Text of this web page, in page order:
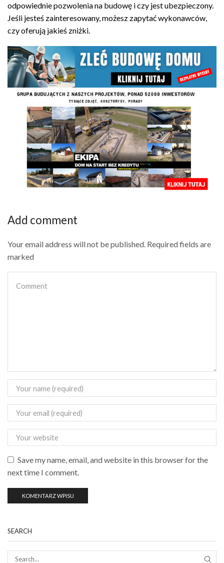
odpowiednie pozwolenia na budowę i czy jest ubezpieczony.
Jeśli jesteś zainteresowany, możesz zapytać wykonawców,
czy oferują jakieś zniżki.
Add comment
Your email address will not be published. Required fields are
marked
Save my name, email, and website in this browser for the
next time I comment.
SEARCH